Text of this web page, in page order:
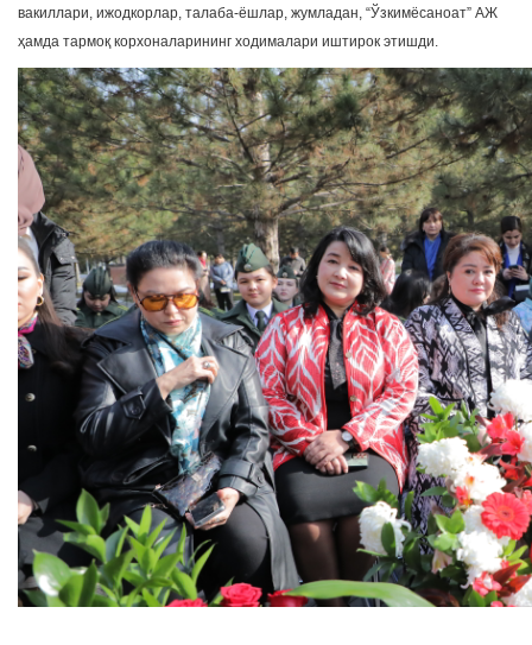
вакиллари, ижодкорлар, талаба-ёшлар, жумладан, “Ўзкимёсаноат” АЖ
ҳамда тармоқ корхоналарининг ходималари иштирок этишди.